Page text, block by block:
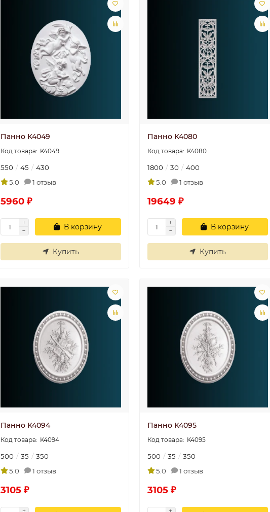
Панно K4049
K4049
550 45
430
5.0
1 отзыв
5960 ₽
В корзину
Купить
Панно K4080
K4080
1800 30
400
5.0
1 отзыв
19649 ₽
В корзину
Купить
Панно K4094
K4094
500 35
350
5.0
1 отзыв
3105 ₽
Панно K4095
K4095
500 35
350
5.0
1 отзыв
3105 ₽